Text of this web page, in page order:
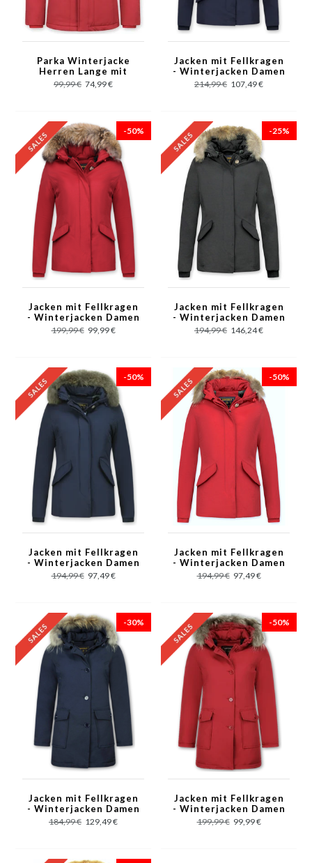
Parka Winterjacke
Herren Lange mit
Fellkragen - Parka
Karo - Rot
99,99 € 74,99 €
Jacken mit Fellkragen
- Winterjacken Damen
Kurze - Große
Pelzkragen - Wooly -
214,99 € 107,49 €
-50%
Jacken mit Fellkragen
- Winterjacken Damen
Kurze - Große
Pelzkragen - Wooly -
199,99 € 99,99 €
-25%
Jacken mit Fellkragen
- Winterjacken Damen
Kurze - Kleine
Pelzkragen - Wooly -
194,99 € 146,24 €
-50%
Jacken mit Fellkragen
- Winterjacken Damen
Kurze - Kleine
Pelzkragen - Wooly -
194,99 € 97,49 €
-50%
Jacken mit Fellkragen
- Winterjacken Damen
Kurze - Kleine
Pelzkragen - Wooly -
194,99 € 97,49 €
-30%
Jacken mit Fellkragen
- Winterjacken Damen
Lange - Parka Wooly -
Paspeltasche - Blau
184,99 € 129,49 €
-50%
Jacken mit Fellkragen
- Winterjacken Damen
Lange - Parka Wooly -
Paspeltasche - Rot
199,99 € 99,99 €